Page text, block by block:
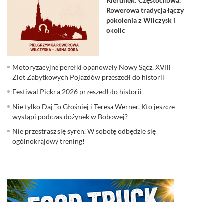
Rowerowa tradycja łączy
pokolenia z Wilczysk i
okolic
Motoryzacyjne perełki opanowały Nowy Sącz. XVIII
Zlot Zabytkowych Pojazdów przeszedł do historii
Festiwal Piękna 2026 przeszedł do historii
Nie tylko Daj To Głośniej i Teresa Werner. Kto jeszcze
wystąpi podczas dożynek w Bobowej?
Nie przestrasz się syren. W sobotę odbędzie się
ogólnokrajowy trening!